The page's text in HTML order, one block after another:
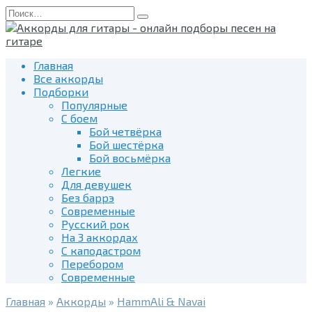
Перейти
к
содержанию
Search
for:
Главная
Все аккорды
Подборки
Популярные
С боем
Бой четвёрка
Бой шестёрка
Бой восьмёрка
Легкие
Для девушек
Без баррэ
Современные
Русский рок
На 3 аккордах
С каподастром
Перебором
Современные
Главная » Аккорды » HammAli & Navai